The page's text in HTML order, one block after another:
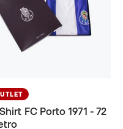
FC Porto 1971 - 72